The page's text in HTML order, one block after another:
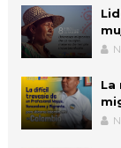
La